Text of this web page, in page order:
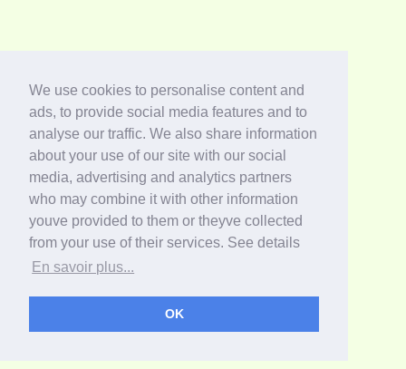
We use cookies to personalise content and
ads, to provide social media features and to
analyse our traffic. We also share information
about your use of our site with our social
media, advertising and analytics partners
who may combine it with other information
youve provided to them or theyve collected
from your use of their services. See details
En savoir plus...
OK